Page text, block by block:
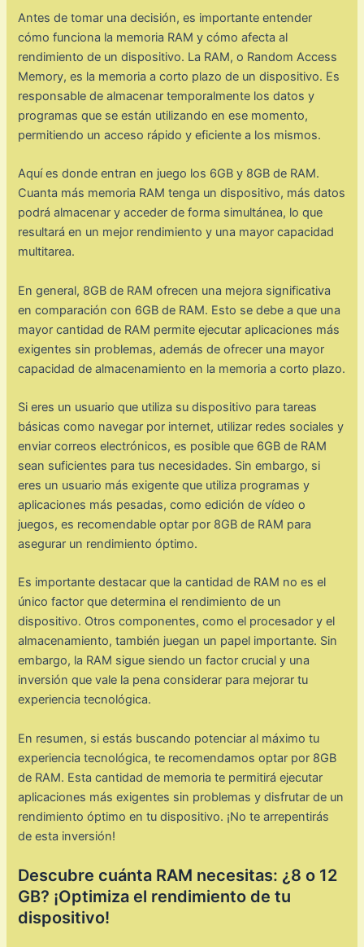
Antes de tomar una decisión, es importante entender
cómo funciona la memoria RAM y cómo afecta al
rendimiento de un dispositivo. La RAM, o Random Access
Memory, es la memoria a corto plazo de un dispositivo. Es
responsable de almacenar temporalmente los datos y
programas que se están utilizando en ese momento,
permitiendo un acceso rápido y eficiente a los mismos.
Aquí es donde entran en juego los 6GB y 8GB de RAM.
Cuanta más memoria RAM tenga un dispositivo, más datos
podrá almacenar y acceder de forma simultánea, lo que
resultará en un mejor rendimiento y una mayor capacidad
multitarea.
En general, 8GB de RAM ofrecen una mejora significativa
en comparación con 6GB de RAM. Esto se debe a que una
mayor cantidad de RAM permite ejecutar aplicaciones más
exigentes sin problemas, además de ofrecer una mayor
capacidad de almacenamiento en la memoria a corto plazo.
Si eres un usuario que utiliza su dispositivo para tareas
básicas como navegar por internet, utilizar redes sociales y
enviar correos electrónicos, es posible que 6GB de RAM
sean suficientes para tus necesidades. Sin embargo, si
eres un usuario más exigente que utiliza programas y
aplicaciones más pesadas, como edición de vídeo o
juegos, es recomendable optar por 8GB de RAM para
asegurar un rendimiento óptimo.
Es importante destacar que la cantidad de RAM no es el
único factor que determina el rendimiento de un
dispositivo. Otros componentes, como el procesador y el
almacenamiento, también juegan un papel importante. Sin
embargo, la RAM sigue siendo un factor crucial y una
inversión que vale la pena considerar para mejorar tu
experiencia tecnológica.
En resumen, si estás buscando potenciar al máximo tu
experiencia tecnológica, te recomendamos optar por 8GB
de RAM. Esta cantidad de memoria te permitirá ejecutar
aplicaciones más exigentes sin problemas y disfrutar de un
rendimiento óptimo en tu dispositivo. ¡No te arrepentirás
de esta inversión!
Descubre cuánta RAM necesitas: ¿8 o 12
GB? ¡Optimiza el rendimiento de tu
dispositivo!